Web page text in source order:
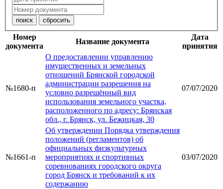
Номер
документа
Название документа
Дата
принятия
№1680-п
О предоставлении управлению
имущественных и земельных
отношений Брянской городской
администрации разрешения на
условно разрешённый вид
использования земельного участка,
расположенного по адресу: Брянская
обл., г. Брянск, ул. Бежицкая, 30
07/07/2020
№1661-п
Об утверждении Порядка утверждения
положений (регламентов) об
официальных физкультурных
мероприятиях и спортивных
соревнованиях городского округа
город Брянск и требований к их
содержанию
03/07/2020